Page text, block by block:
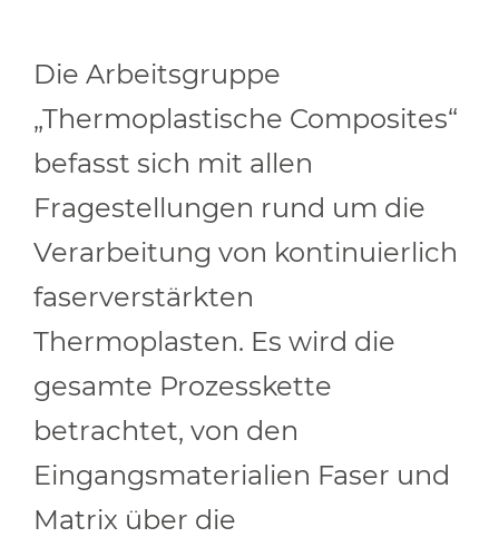
Die Arbeitsgruppe
„Thermoplastische Composites“
befasst sich mit allen
Fragestellungen rund um die
Verarbeitung von kontinuierlich
faserverstärkten
Thermoplasten. Es wird die
gesamte Prozesskette
betrachtet, von den
Eingangsmaterialien Faser und
Matrix über die